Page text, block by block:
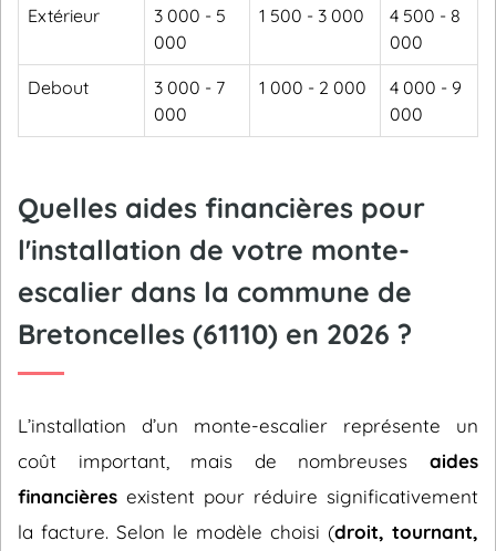
Extérieur
3 000 - 5
000
1 500 - 3 000
4 500 - 8
000
Debout
3 000 - 7
000
1 000 - 2 000
4 000 - 9
000
Quelles aides financières pour
l'installation de votre monte-
escalier dans la commune de
Bretoncelles (61110) en 2026 ?
L’installation d’un monte-escalier représente un
coût important, mais de nombreuses aides
financières existent pour réduire significativement
la facture. Selon le modèle choisi (droit, tournant,